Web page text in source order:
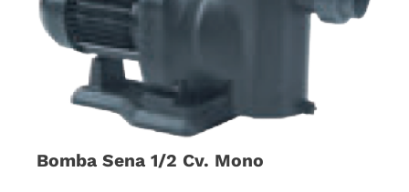
Bomba Sena 1/2 Cv. Mono